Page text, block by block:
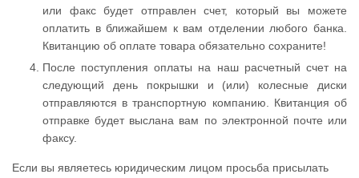
или факс будет отправлен счет, который вы можете
оплатить в ближайшем к вам отделении любого банка.
Квитанцию об оплате товара обязательно сохраните!
После поступления оплаты на наш расчетный счет на
следующий день покрышки и (или) колесные диски
отправляются в транспортную компанию. Квитанция об
отправке будет выслана вам по электронной почте или
факсу.
Если вы являетесь юридическим лицом просьба присылать